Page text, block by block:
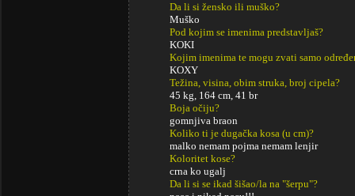
Da li si žensko ili muško?
Muško
Pod kojim se imenima predstavljaš?
KOKI
Kojim imenima te mogu zvati samo
KOXY
Težina, visina, obim struka, broj cipela?
45 kg, 164 cm, 41 br
Boja očiju?
gomnjiva braon
Koliko ti je dugačka kosa (u cm)?
malko nemam pojma nemam lenjir
Koloritet kose?
crna ko ugalj
Da li si se ikad šišao/la na "šerpu"?